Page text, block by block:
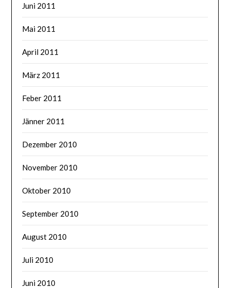
Juni 2011
Mai 2011
April 2011
März 2011
Feber 2011
Jänner 2011
Dezember 2010
November 2010
Oktober 2010
September 2010
August 2010
Juli 2010
Juni 2010